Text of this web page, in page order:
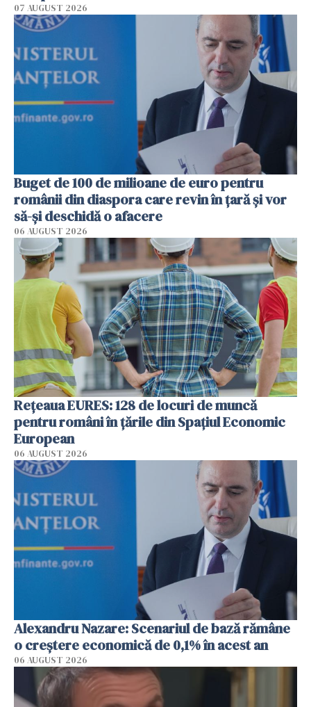
07 AUGUST 2026
Buget de 100 de milioane de euro pentru
românii din diaspora care revin în țară și vor
să-și deschidă o afacere
06 AUGUST 2026
Rețeaua EURES: 128 de locuri de muncă
pentru români în țările din Spaţiul Economic
European
06 AUGUST 2026
Alexandru Nazare: Scenariul de bază rămâne
o creştere economică de 0,1% în acest an
06 AUGUST 2026